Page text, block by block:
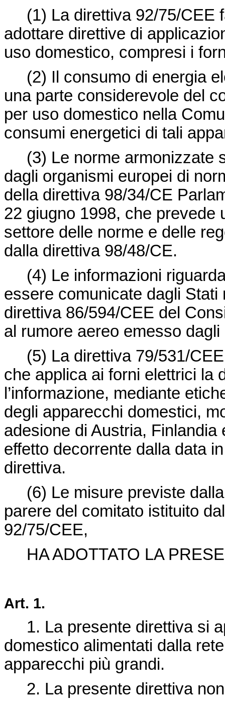
(1) La direttiva 92/75/CEE
adottare direttive di
uso domestico, compresi i
(2) Il consumo di energia
una parte considerevole del
per uso domestico nella
consumi energetici di tali
(3) Le norme armonizzate
dagli organismi europei di
della direttiva 98/34/CE
22 giugno 1998, che prevede
settore delle norme e delle
dalla direttiva 98/48/CE.
(4) Le informazioni
essere comunicate dagli
direttiva 86/594/CEE del
al rumore aereo emesso
(5) La direttiva 79/531/CEE
che applica ai forni elettrici la
l’informazione, mediante
degli apparecchi domestici,
adesione di Austria,
effetto decorrente dalla data
direttiva.
(6) Le misure previste dalla
parere del comitato istituito
92/75/CEE,
HA ADOTTATO LA
Art. 1.
1. La presente direttiva si
domestico alimentati dalla
apparecchi più grandi.
2. La presente direttiva